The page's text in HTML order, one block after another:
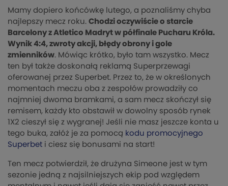
Mamy dopiero końcówkę lutego, a poznaliśmy chyba
najlepszy mecz roku. Chodzi oczywiście o starcie
Barcelony z Atletico Madryt w półfinale Pucharu Króla.
Wynik 4:4, zwroty akcji, błędy obrony i gole
zmienników. Mówiąc krótko, było tam wszystko. Mecz
ten był także doskonałą reklamą Superprzewagi
oferowanej przez Superbet. Przez to, że w określonych
momentach meczu oba z zespołów prowadziły co
najmniej dwoma bramkami, a sam mecz skończył się
remisem, każdy kto obstawił w dowolny sposób rynek
1X2 cieszył się z wygranej! Jeśli nie masz jeszcze konta u
tego buka, załóż je za pomocą kodu promocyjnego
Superbet i ciesz się bonusami na start!
Ten mecz potwierdził, że drużyna Simeone jest w tym
sezonie jedną z najsilniejszych ekip pod względem